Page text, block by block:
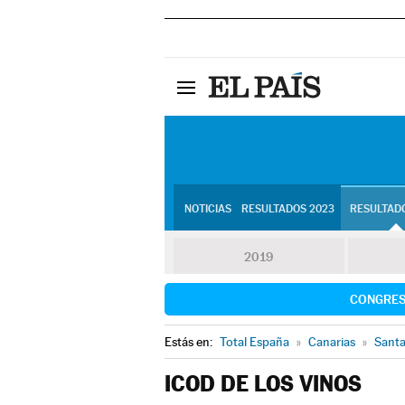
NOTICIAS RESULTADOS 2023
2019
Estás en: Total España » Canarias »
ICOD DE LOS VINOS